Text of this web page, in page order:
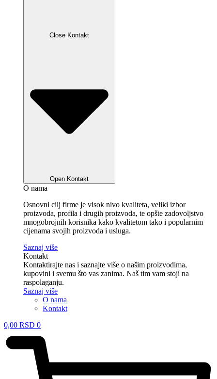
Close Kontakt
Open Kontakt
O nama
Osnovni cilj firme je visok nivo kvaliteta, veliki izbor
proizvoda, profila i drugih proizvoda, te opšte zadovoljstvo
mnogobrojnih korisnika kako kvalitetom tako i popularnim
cijenama svojih proizvoda i usluga.
Saznaj više
Kontakt
Kontaktirajte nas i saznajte više o našim proizvodima,
kupovini i svemu što vas zanima. Naš tim vam stoji na
raspolaganju.
Saznaj više
O nama
Kontakt
0,00 RSD 0